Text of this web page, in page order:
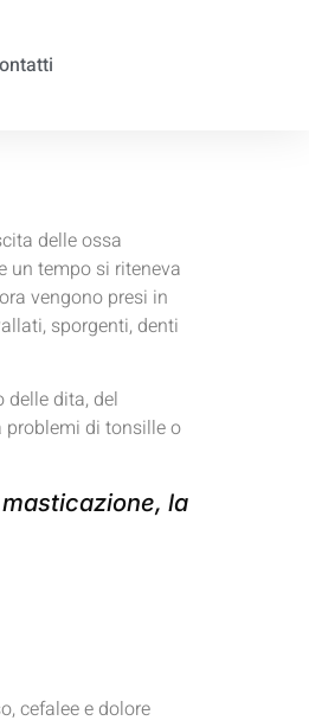
delle ossa
un tempo si riteneva
vengono presi in
sporgenti, denti
dita, del
problemi di tonsille o
la
cefalee e dolore